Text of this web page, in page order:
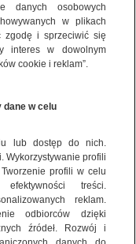
danych osobowych
w plikach
zgodę i sprzeciwić się
interes w dowolnym
cookie i reklam”.
dane w celu
lub dostęp do nich.
Wykorzystywanie profili
profili w celu
efektywności treści.
reklam.
odbiorców dzięki
źródeł. Rozwój i